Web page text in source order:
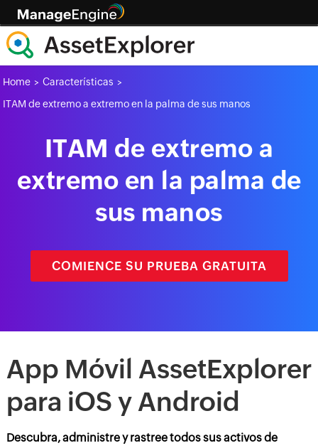
Home > Características >
ITAM de extremo a extremo en la palma de sus manos
ITAM de extremo a
extremo en la palma de
sus manos
COMIENCE SU PRUEBA GRATUITA
App Móvil AssetExplorer
para iOS y Android
Descubra, administre y rastree todos sus activos de